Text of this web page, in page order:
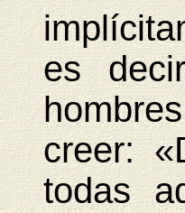
es
creer:
todas